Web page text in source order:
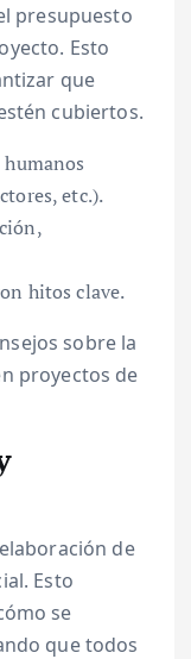
presupuesto
Esto
que
cubiertos.
etc.).
hitos clave.
sobre la
proyectos de
de
Esto
se
que todos